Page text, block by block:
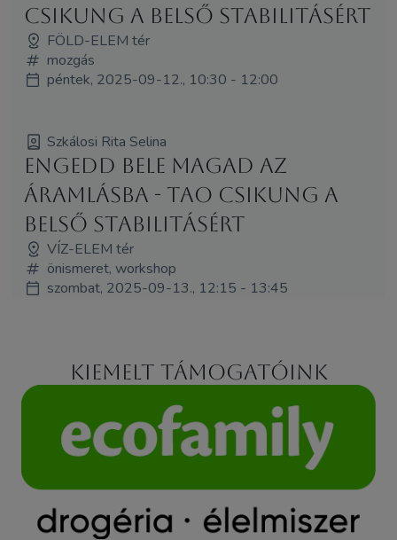
CSIKUNG a belső stabilitásért
FÖLD-ELEM tér
mozgás
péntek, 2025-09-12., 10:30 - 12:00
Szkálosi Rita Selina
Engedd bele magad az
áramlásba - TAO CSIKUNG a
belső stabilitásért
VÍZ-ELEM tér
önismeret, workshop
szombat, 2025-09-13., 12:15 - 13:45
Kiemelt támogatóink